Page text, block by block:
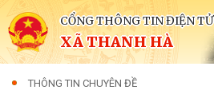
CỔNG THÔNG TIN ĐIỆN TỬ
XÃ THANH HÀ
THÔNG TIN CHUYÊN ĐỀ